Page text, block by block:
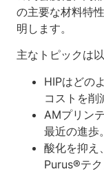
の主要な材料特
明します。
主なトピックは
HIPはどの
コストを削
AMプリン
最近の進歩。
酸化を抑え
Purus®テク